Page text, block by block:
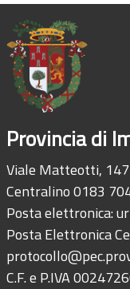
Provincia di
Viale Matteotti,
Centralino 0183
Posta elettronica:
Posta Elettronica
C.F. e P.IVA